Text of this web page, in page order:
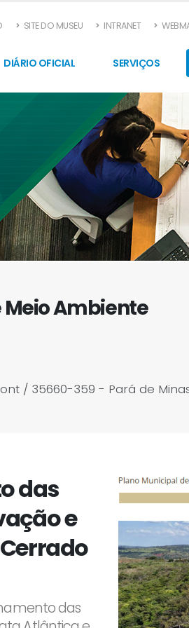
SITE DO MUSEU INTRANET
DIÁRIO OFICIAL SERVIÇOS
Ambiente
/ 35660-359 - Pará de
das
e
das